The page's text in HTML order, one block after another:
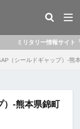
情報サイト「ミリレポ」
（シールドギャップ）‐
）‐熊本県錦町